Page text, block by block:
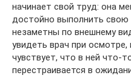
начинает свой труд: она
достойно выполнить свою
незаметны по внешнему
увидеть врач при
чувствует, что в ней что-
перестраивается в